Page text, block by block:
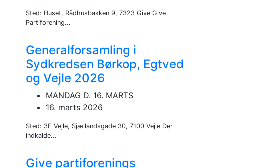
Sted: Huset, Rådhusbakken 9, 7323 Give Give
Partiforening...
Generalforsamling i
Sydkredsen Børkop, Egtved
og Vejle 2026
MANDAG D. 16. MARTS
16. marts 2026
Sted: 3F Vejle, Sjællandsgade 30, 7100 Vejle Der
indkalde...
Give partiforenings